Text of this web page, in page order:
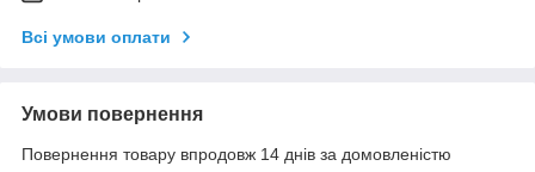
Всі умови оплати
Умови повернення
Повернення товару впродовж 14 днів за домовленістю